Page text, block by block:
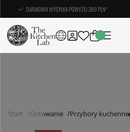
DARMOWA WYSYŁKA POWYŻEJ 399 PLN*
Start Gotowanie Przybory kuchenne